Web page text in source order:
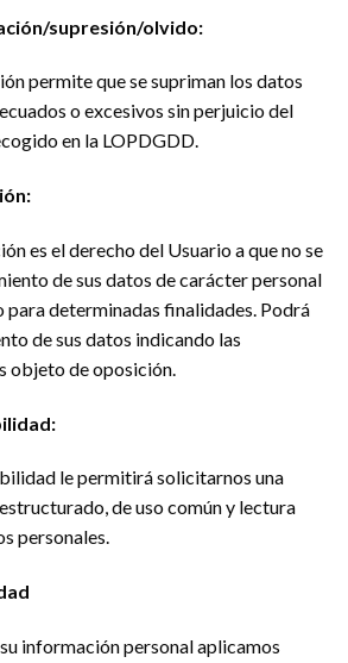
supresión/olvido:
permite que se supriman los datos
o excesivos sin perjuicio del
en la LOPDGDD.
es el derecho del Usuario a que no se
de sus datos de carácter personal
para determinadas finalidades. Podrá
de sus datos indicando las
objeto de oposición.
le permitirá solicitarnos una
de uso común y lectura
personales.
información personal aplicamos